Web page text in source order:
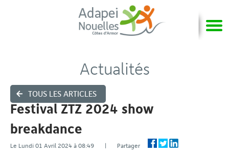
TOUS LES ARTICLES
Actualités
Festival ZTZ 2024 show
breakdance
Le Lundi 01 Avril 2024 à 08:49 | Partager